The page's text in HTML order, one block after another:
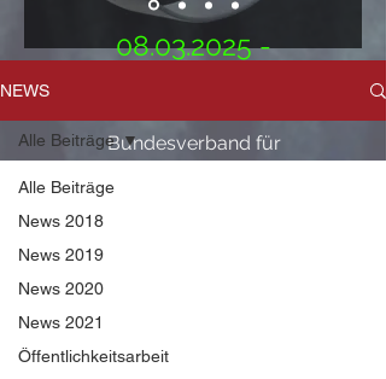
08.03.2025 -
Bundesverband für
NEWS
Alle Beiträge
News 2018
News 2019
News 2020
News 2021
Öffentlichkeitsarbeit
Alle Beiträge